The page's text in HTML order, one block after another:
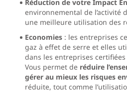
Réduction de votre Impact
environnemental de l’activité
une meilleure utilisation des
Economies : les entreprises
gaz à effet de serre et elles
dans les entreprises
Vous permet de réduire
gérer au mieux les risques
réduite, tout comme